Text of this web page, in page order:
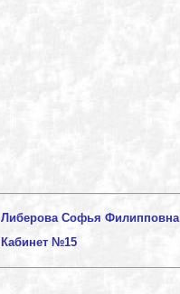
Либерова Софья Филипповна
Кабинет №15